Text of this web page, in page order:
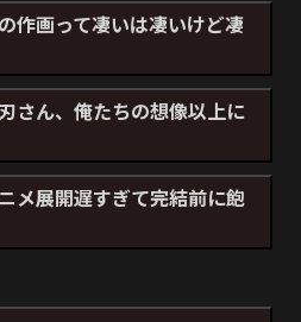
作画って凄いは凄いけど凄
さん、俺たちの想像以上に
メ展開遅すぎて完結前に飽